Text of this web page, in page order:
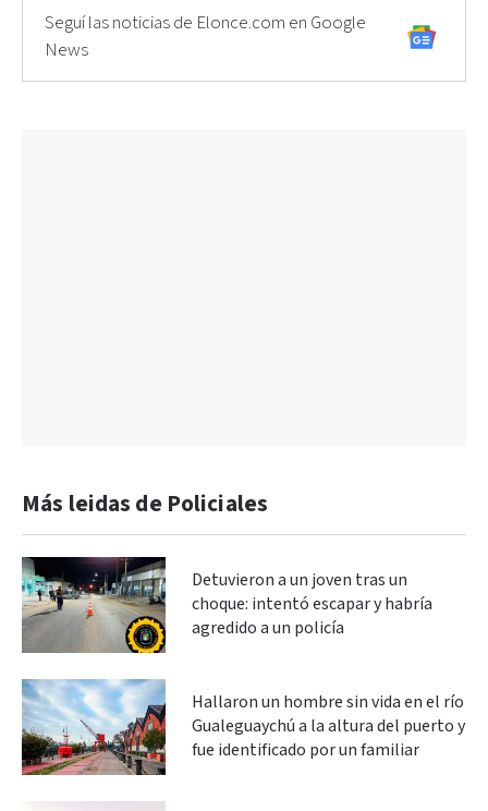
Seguí las noticias de Elonce.com en Google
News
Más leidas de Policiales
Detuvieron a un joven tras un
choque: intentó escapar y habría
agredido a un policía
Hallaron un hombre sin vida en el río
Gualeguaychú a la altura del puerto y
fue identificado por un familiar